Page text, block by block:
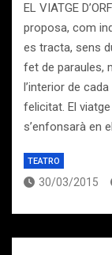
EL VIATGE
proposa, com
es tracta, sens
fet de paraules,
l’interior de
felicitat. El
s’enfonsarà en
TEATRO
30/03/2015